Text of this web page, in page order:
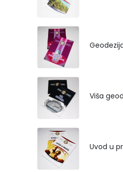
Viša
Uvod u